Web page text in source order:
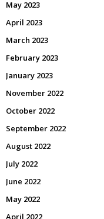
May 2023
April 2023
March 2023
February 2023
January 2023
November 2022
October 2022
September 2022
August 2022
July 2022
June 2022
May 2022
April 2022